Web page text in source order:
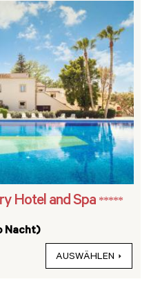
Hotel and Spa *****
Nacht)
AUSWÄHLEN